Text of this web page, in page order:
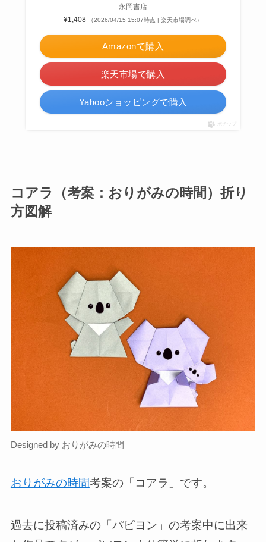
永岡書店
¥1,408
（2026/04/15 15:07時点 | 楽天市場調べ）
Amazonで購入
楽天市場で購入
Yahooショッピングで購入
ポチップ
コアラ（考案：おりがみの時間）折り
方図解
Designed by おりがみの時間
おりがみの時間考案の「コアラ」です。
過去に投稿済みの「パピヨン」の考案中に出来